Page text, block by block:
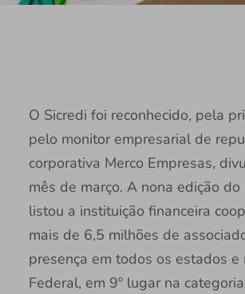
O Sicredi foi reconhecido, pela
pelo monitor empresarial de
corporativa Merco Empresas,
mês de março. A nona edição do
listou a instituição financeira
mais de 6,5 milhões de
presença em todos os estados e
Federal, em 9º lugar na